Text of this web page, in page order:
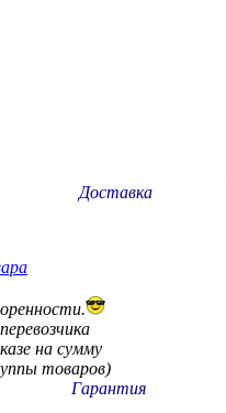
перевозчика
на сумму
товаров)